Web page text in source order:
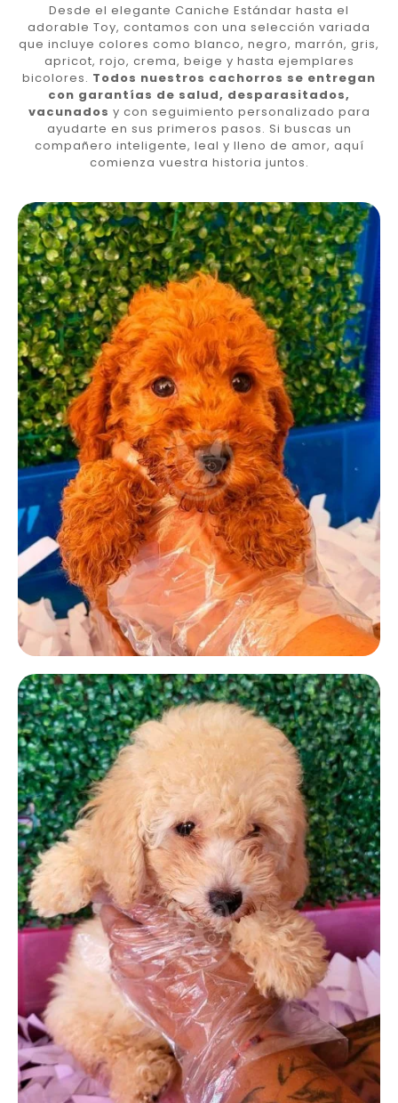
Desde el elegante Caniche Estándar hasta el
adorable Toy, contamos con una selección variada
que incluye colores como blanco, negro, marrón, gris,
apricot, rojo, crema, beige y hasta ejemplares
bicolores. Todos nuestros cachorros se entregan
con garantías de salud, desparasitados,
vacunados y con seguimiento personalizado para
ayudarte en sus primeros pasos. Si buscas un
compañero inteligente, leal y lleno de amor, aquí
comienza vuestra historia juntos.